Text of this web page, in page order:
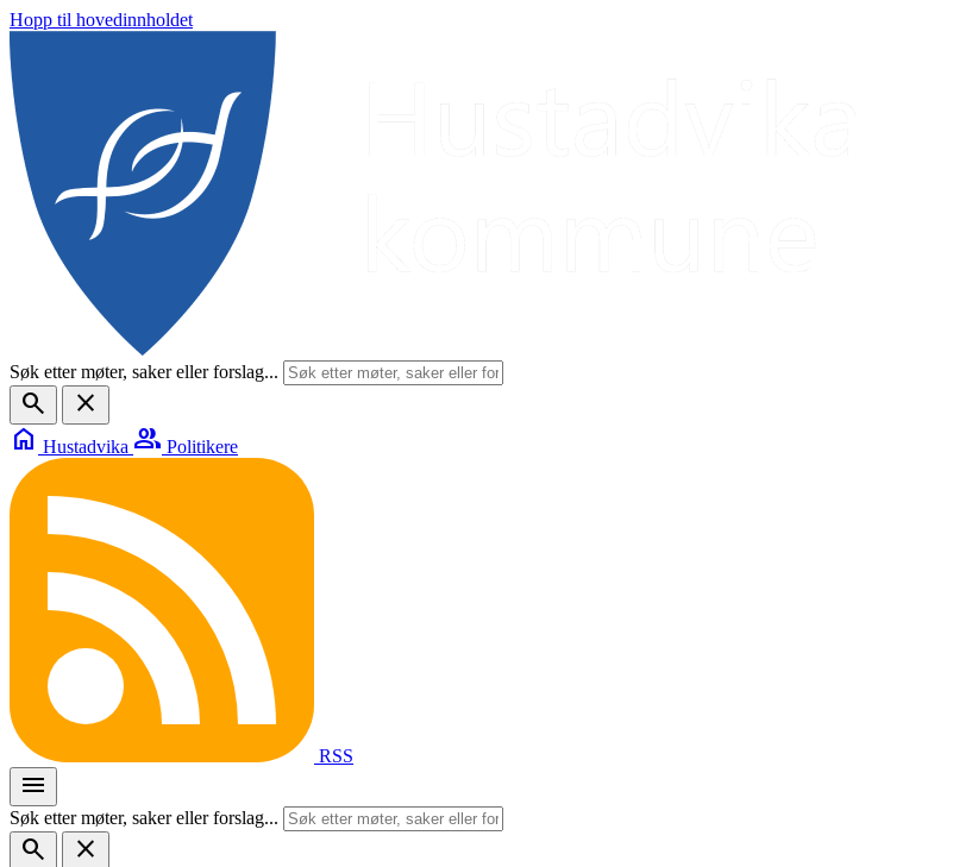
Hopp til hovedinnholdet
Søk etter møter, saker eller forslag...
search
close
home Hustadvika group Politikere
RSS
menu
Søk etter møter, saker eller forslag...
search
close